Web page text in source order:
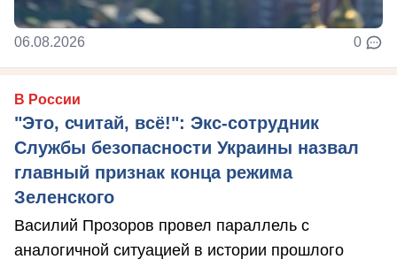
06.08.2026 0
В России
"Это, считай, всё!": Экс-сотрудник
Службы безопасности Украины назвал
главный признак конца режима
Зеленского
Василий Прозоров провел параллель с
аналогичной ситуацией в истории прошлого